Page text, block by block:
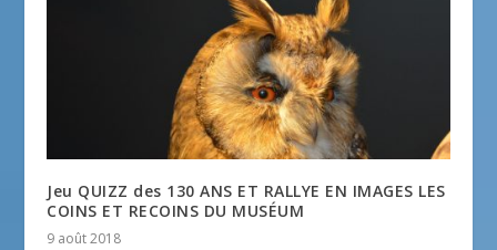
Jeu QUIZZ des 130 ANS ET RALLYE EN IMAGES LES
COINS ET RECOINS DU MUSÉUM
9 août 2018